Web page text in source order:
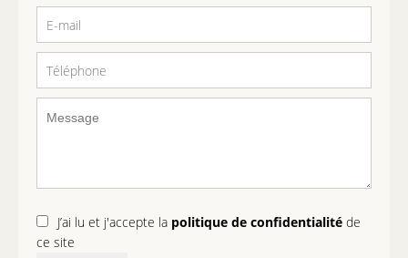
J’ai lu et j'accepte la politique de confidentialité de
ce site